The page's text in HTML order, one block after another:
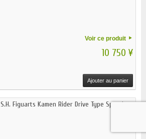
Voir ce produit
10 750 ¥
Ajouter au panier
S.H. Figuarts Kamen Rider Drive Type Speed...